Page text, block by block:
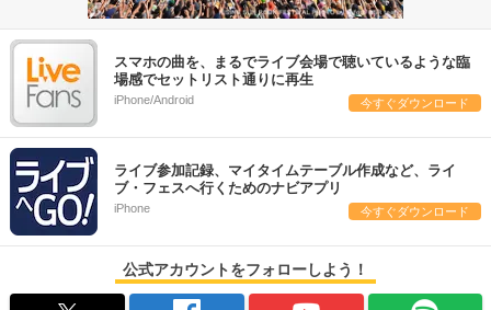
スマホの曲を、まるでライブ会場で聴いているような臨
場感でセットリスト通りに再生
iPhone/Android 今すぐダウンロード
ライブ参加記録、マイタイムテーブル作成など、ライ
ブ・フェスへ行くためのナビアプリ
iPhone 今すぐダウンロード
公式アカウントをフォローしよう！